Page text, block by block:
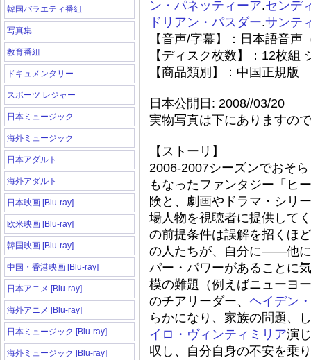
韓国バラエティ番組
写真集
教育番組
ドキュメンタリー
スポーツ レジャー
日本ミュージック
海外ミュージック
日本アダルト
海外アダルト
日本映画 [Blu-ray]
欧米映画 [Blu-ray]
韓国映画 [Blu-ray]
中国・香港映画 [Blu-ray]
日本アニメ [Blu-ray]
海外アニメ [Blu-ray]
日本ミュージック [Blu-ray]
海外ミュージック [Blu-ray]
ン・パネッティーア.センデ
ドリアン・パスダー.サンテ
【音声/字幕】：日本語音
【ディスク枚数】：12枚
【商品類別】：中国正規版
日本公開日: 2008//03/20
実物写真は下にありますの
【ストーリ】
2006-2007シーズンでおそ
もなったファンタジー「ヒ
険と、劇画やドラマ・シリ
場人物を視聴者に提供して
の前提条件は誤解を招くほ
の人たちが、自分に――他
パー・パワーがあることに
模の難題（例えばニューヨ
のチアリーダー、 ヘイデン
らかになり、家族の問題、
イロ・ヴィンティミリア演
収し、自分自身の不安を乗